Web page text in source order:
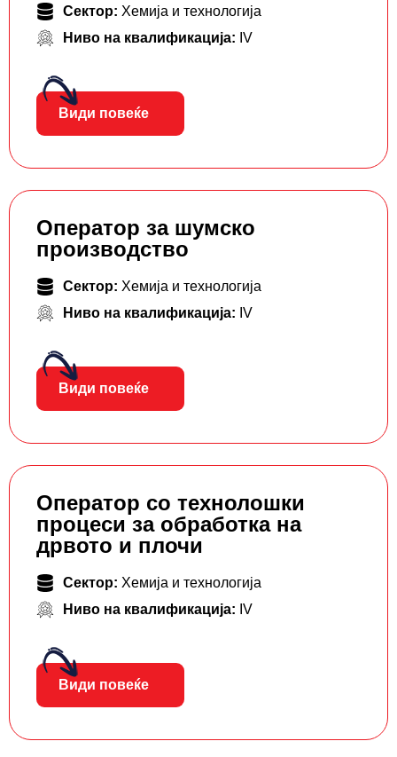
Сектор: Хемија и технологија
Ниво на квалификација: IV
Види повеќе
Оператор за шумско
производство
Сектор: Хемија и технологија
Ниво на квалификација: IV
Види повеќе
Оператор со технолошки
процеси за обработка на
дрвото и плочи
Сектор: Хемија и технологија
Ниво на квалификација: IV
Види повеќе